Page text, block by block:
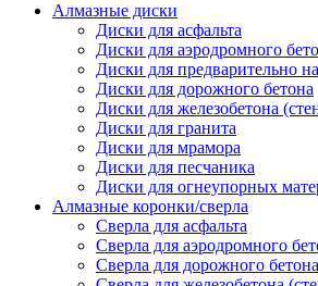
Алмазные диски
Диски для асфальта
Диски для аэродромного
Диски для предварительно
Диски для дорожного бетона
Диски для железобетона
Диски для гранита
Диски для мрамора
Диски для песчаника
Диски для огнеупорных
Алмазные коронки/сверла
Сверла для асфальта
Сверла для аэродромного
Сверла для дорожного бетона